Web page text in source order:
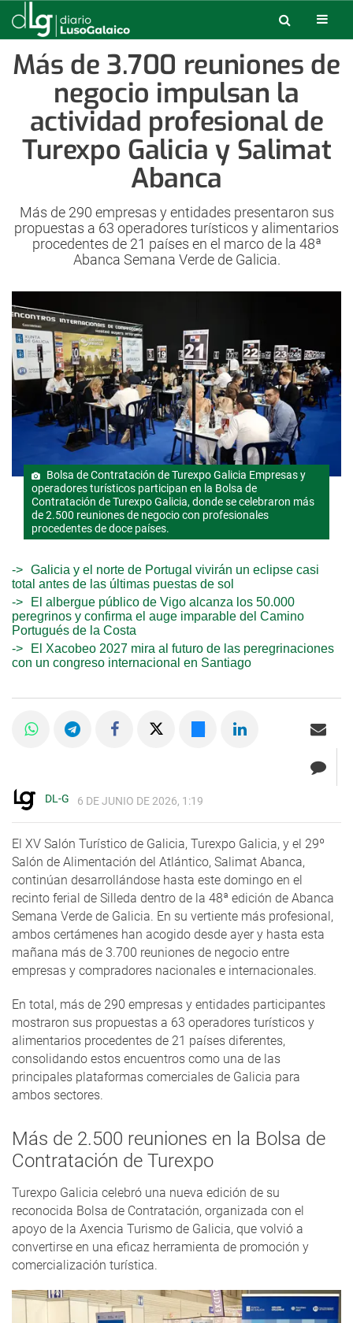
Más de 3.700 reuniones de
negocio impulsan la
actividad profesional de
Turexpo Galicia y Salimat
Abanca
Más de 290 empresas y entidades presentaron sus
propuestas a 63 operadores turísticos y alimentarios
procedentes de 21 países en el marco de la 48ª
Abanca Semana Verde de Galicia.
Bolsa de Contratación de Turexpo Galicia Empresas y
operadores turísticos participan en la Bolsa de
Contratación de Turexpo Galicia, donde se celebraron más
de 2.500 reuniones de negocio con profesionales
procedentes de doce países.
Galicia y el norte de Portugal vivirán un eclipse casi
total antes de las últimas puestas de sol
El albergue público de Vigo alcanza los 50.000
peregrinos y confirma el auge imparable del Camino
Portugués de la Costa
El Xacobeo 2027 mira al futuro de las peregrinaciones
con un congreso internacional en Santiago
DL-G 6 DE JUNIO DE 2026, 1:19
El XV Salón Turístico de Galicia, Turexpo Galicia, y el 29º
Salón de Alimentación del Atlántico, Salimat Abanca,
continúan desarrollándose hasta este domingo en el
recinto ferial de Silleda dentro de la 48ª edición de Abanca
Semana Verde de Galicia. En su vertiente más profesional,
ambos certámenes han acogido desde ayer y hasta esta
mañana más de 3.700 reuniones de negocio entre
empresas y compradores nacionales e internacionales.
En total, más de 290 empresas y entidades participantes
mostraron sus propuestas a 63 operadores turísticos y
alimentarios procedentes de 21 países diferentes,
consolidando estos encuentros como una de las
principales plataformas comerciales de Galicia para
ambos sectores.
Más de 2.500 reuniones en la Bolsa de
Contratación de Turexpo
Turexpo Galicia celebró una nueva edición de su
reconocida Bolsa de Contratación, organizada con el
apoyo de la Axencia Turismo de Galicia, que volvió a
convertirse en una eficaz herramienta de promoción y
comercialización turística.